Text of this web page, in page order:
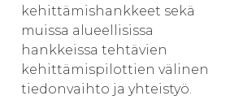
kehittämishankkeet sekä
muissa alueellisissa
hankkeissa tehtävien
kehittämispilottien välinen
tiedonvaihto ja yhteistyö.